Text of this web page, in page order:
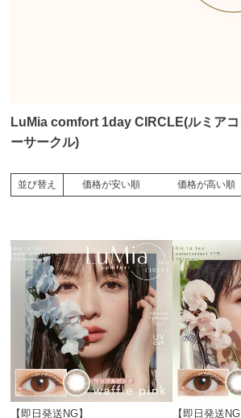
LuMia comfort 1day CIRCLE(ルミア
ーサークル)
並び替え 価格が安い順 価格が高い順
【即日発送NG】
【即日発送NG